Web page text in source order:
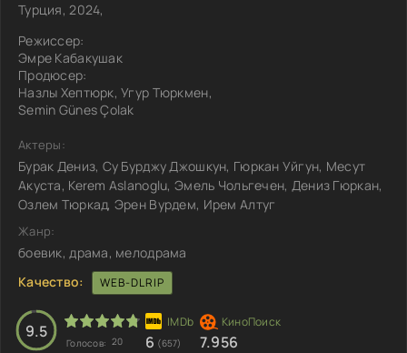
Турция, 2024,
Режиссер:
Эмре Кабакушак
Продюсер:
Назлы Хептюрк, Угур Тюркмен,
Semin Günes Çolak
Актеры:
Бурак Дениз, Су Бурджу Джошкун, Гюркан Уйгун, Месут
Акуста, Kerem Aslanoglu, Эмель Чольгечен, Дениз Гюркан,
Озлем Тюркад, Эрен Вурдем, Ирем Алтуг
Жанр:
боевик, драма, мелодрама
Качество:
WEB-DLRIP
9.5
Голосов: 20 6 (657) 7.956